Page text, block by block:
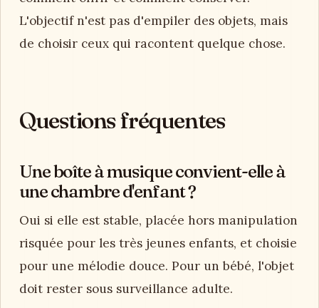
L'objectif n'est pas d'empiler des objets, mais
de choisir ceux qui racontent quelque chose.
Questions fréquentes
Une boîte à musique convient-elle à
une chambre d'enfant ?
Oui si elle est stable, placée hors manipulation
risquée pour les très jeunes enfants, et choisie
pour une mélodie douce. Pour un bébé, l'objet
doit rester sous surveillance adulte.